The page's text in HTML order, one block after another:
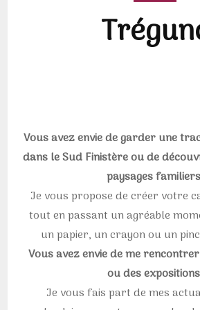
Vous avez envie de garder une
dans le Sud Finistère ou de
paysages
Je vous propose de créer votre
tout en passant un agréable
un papier, un crayon ou un
Vous avez envie de me
ou des
Je vous fais part de mes